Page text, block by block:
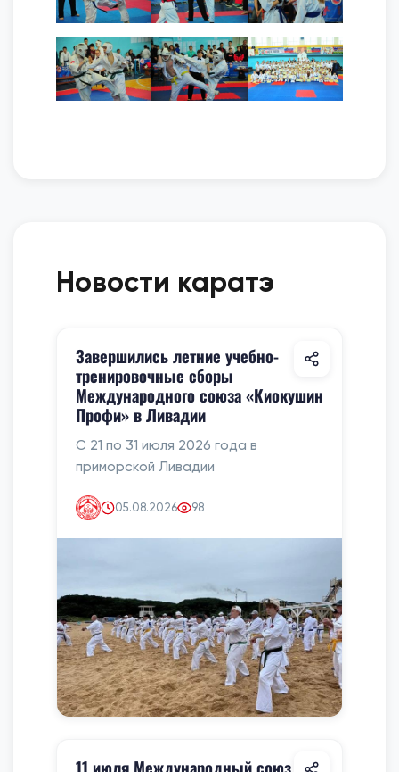
Новости каратэ
Завершились летние учебно-
тренировочные сборы
Международного союза «Киокушин
Профи» в Ливадии
С 21 по 31 июля 2026 года в
приморской Ливадии
05.08.2026 98
11 июля Международный союз